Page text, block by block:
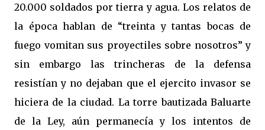
20.000 soldados por tierra y agua. Los relatos de
la época hablan de “treinta y tantas bocas de
fuego vomitan sus proyectiles sobre nosotros” y
sin embargo las trincheras de la defensa
resistían y no dejaban que el ejercito invasor se
hiciera de la ciudad. La torre bautizada Baluarte
de la Ley, aún permanecía y los intentos de